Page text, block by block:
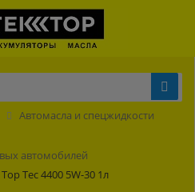
Автомасла и спецжидкости
автомобилей
Tec 4400 5W-30 1л